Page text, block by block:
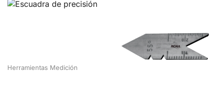
Herramientas Medición